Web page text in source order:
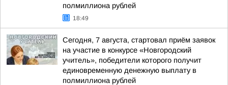
полмиллиона рублей
18:49
Сегодня, 7 августа, стартовал приём заявок
на участие в конкурсе «Новгородский
учитель», победители которого получит
единовременную денежную выплату в
полмиллиона рублей